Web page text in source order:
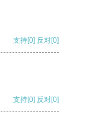
支持[0] 反对[0]
支持[0] 反对[0]